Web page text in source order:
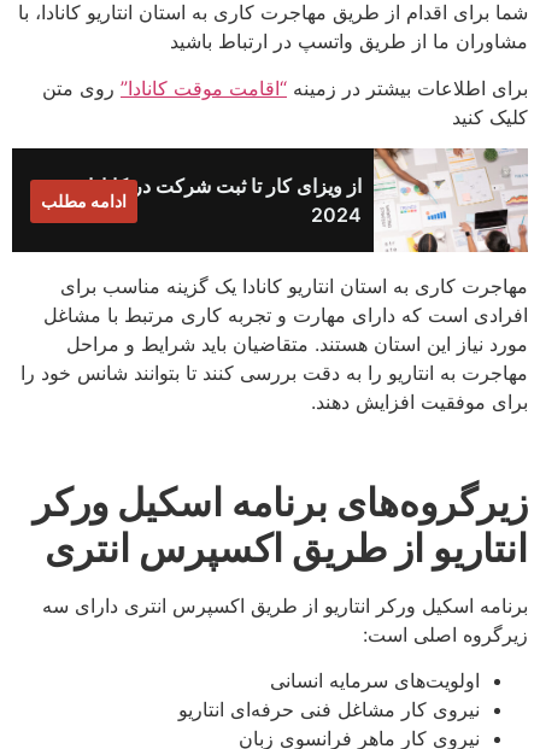
شما برای اقدام از طریق مهاجرت کاری به استان انتاریو کانادا، با
مشاوران ما از طریق واتسپ در ارتباط باشید
برای اطلاعات بیشتر در زمینه “اقامت موقت کانادا” روی متن
کلیک کنید
از ویزای کار تا ثبت شرکت در کانادا
2024
ادامه مطلب
مهاجرت کاری به استان انتاریو کانادا یک گزینه مناسب برای
افرادی است که دارای مهارت و تجربه کاری مرتبط با مشاغل
مورد نیاز این استان هستند. متقاضیان باید شرایط و مراحل
مهاجرت به انتاریو را به دقت بررسی کنند تا بتوانند شانس خود را
برای موفقیت افزایش دهند.
زیرگروه‌های برنامه اسکیل ورکر
انتاریو از طریق اکسپرس انتری
برنامه اسکیل ورکر انتاریو از طریق اکسپرس انتری دارای سه
زیرگروه اصلی است:
اولویت‌های سرمایه انسانی
نیروی کار مشاغل فنی حرفه‌ای انتاریو
نیروی کار ماهر فرانسوی زبان